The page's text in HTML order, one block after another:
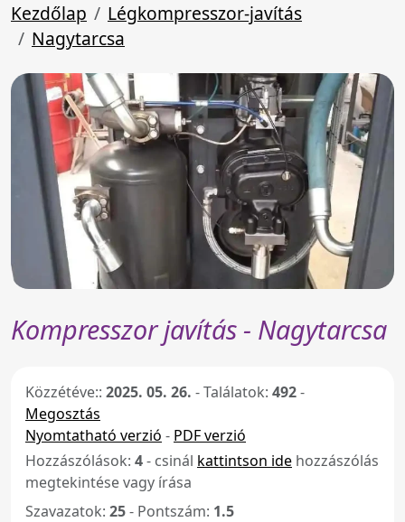
Kezdőlap
Légkompresszor-javítás
Nagytarcsa
Kompresszor javítás - Nagytarcsa
Közzétéve:: 2025. 05. 26. -Találatok: 492-
Megosztás
Nyomtatható verzió - PDF verzió
Hozzászólások: 4- csinál kattintson ide hozzászólás
megtekintése vagy írása
Szavazatok: 25- Pontszám: 1.5